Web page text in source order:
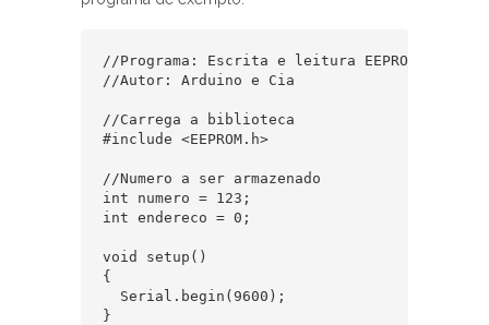
//Programa: Escrita e leitura EEPROM
//Autor: Arduino e Cia
//Carrega a biblioteca
#include <EEPROM.h>
//Numero a ser armazenado
int numero = 123;
int endereco = 0;
void setup()
{
  Serial.begin(9600);
}